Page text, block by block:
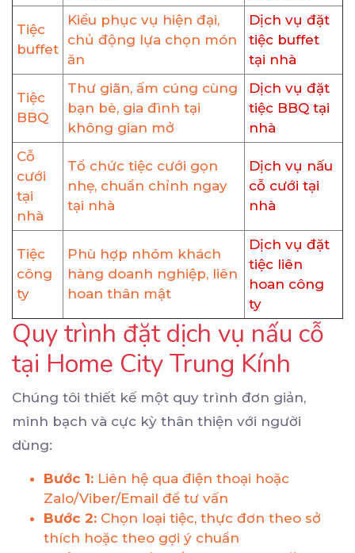
Tiệc
buffet
Kiểu phục vụ hiện đại,
chủ động lựa chọn món
ăn
Dịch vụ đặt
tiệc buffet
tại nhà
Tiệc
BBQ
Thư giãn, ấm cúng cùng
bạn bè, gia đình tại
không gian mở
Dịch vụ đặt
tiệc BBQ tại
nhà
Cỗ
cưới
tại
nhà
Tổ chức tiệc cưới gọn
nhẹ, chuẩn chỉnh ngay
tại nhà
Dịch vụ nấu
cỗ cưới tại
nhà
Tiệc
công
ty
Phù hợp nhóm khách
hàng doanh nghiệp, liên
hoan thân mật
Dịch vụ đặt
tiệc liên
hoan công
ty
Quy trình đặt dịch vụ nấu cỗ
tại Home City Trung Kính
Chúng tôi thiết kế một quy trình đơn giản,
minh bạch và cực kỳ thân thiện với người
dùng:
Bước 1: Liên hệ qua điện thoại hoặc
Zalo/Viber/Email để tư vấn
Bước 2: Chọn loại tiệc, thực đơn theo sở
thích hoặc theo gợi ý chuẩn